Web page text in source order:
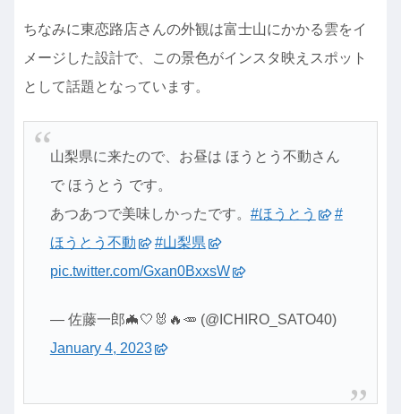
ちなみに東恋路店さんの外観は富士山にかかる雲をイ
メージした設計で、この景色がインスタ映えスポット
として話題となっています。
山梨県に来たので、お昼は ほうとう不動さん
で ほうとう です。
あつあつで美味しかったです。 #ほうとう
#
ほうとう不動
#山梨県
pic.twitter.com/Gxan0BxxsW
— 佐藤一郎🦇🤍🐰🔥🥕 (@ICHIRO_SATO40)
January 4, 2023